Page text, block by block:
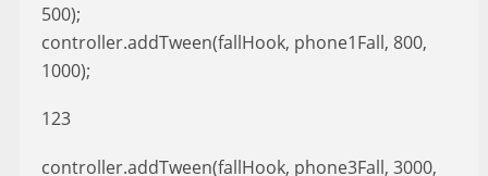
500);
controller.addTween(fallHook, phone1Fall, 800,
1000);
123
controller.addTween(fallHook, phone3Fall, 3000,